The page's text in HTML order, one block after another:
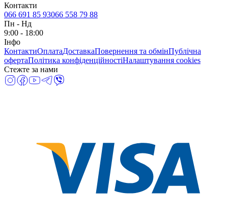
Контакти
066 691 85 93066 558 79 88
Пн - Нд
9:00 - 18:00
Інфо
КонтактиОплатаДоставкаПовернення та обмінПублічна
офертаПолітика конфіденційностіНалаштування cookies
Стежте за нами